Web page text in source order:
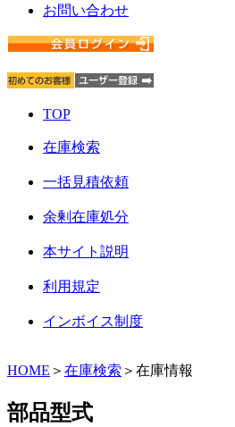
お問い合わせ
TOP
在庫検索
一括見積依頼
余剰在庫処分
本サイト説明
利用規定
インボイス制度
HOME ＞ 在庫検索 ＞在庫情報
部品型式